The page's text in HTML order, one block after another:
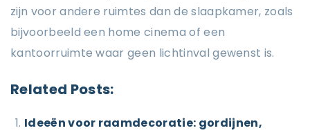
zijn voor andere ruimtes dan de slaapkamer, zoals
bijvoorbeeld een home cinema of een
kantoorruimte waar geen lichtinval gewenst is.
Related Posts:
Ideeën voor raamdecoratie: gordijnen,